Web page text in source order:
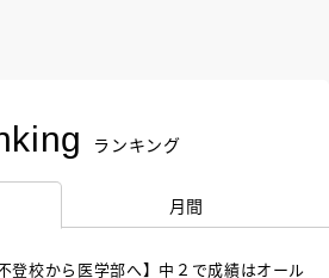
ランキング
月間
不登校から医学部へ】中２で成績はオール